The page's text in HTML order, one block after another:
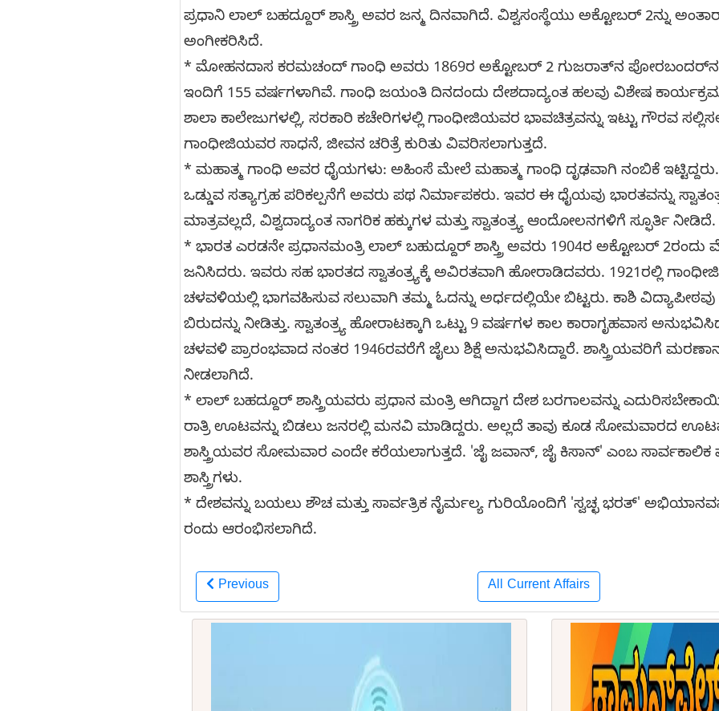
ಪ್ರಧಾನಿ ಲಾಲ್ ಬಹದ್ದೂರ್ ಶಾಸ್ತ್ರಿ ಅವರ ಜನ್ಮ ದಿನವಾಗಿದೆ. ವಿಶ್ವಸಂಸ್ಥೆಯು ಅಕ್ಟೋಬರ್ 2ನ್ನು
ಅಂಗೀಕರಿಸಿದೆ.
* ಮೋಹನದಾಸ ಕರಮಚಂದ್ ಗಾಂಧಿ ಅವರು 1869ರ ಅಕ್ಟೋಬರ್ 2 ಗುಜರಾತ್‌ನ
ಇಂದಿಗೆ 155 ವರ್ಷಗಳಾಗಿವೆ. ಗಾಂಧಿ ಜಯಂತಿ ದಿನದಂದು ದೇಶದಾದ್ಯಂತ ಹಲವು ವಿಶೇಷ
ಶಾಲಾ ಕಾಲೇಜುಗಳಲ್ಲಿ, ಸರಕಾರಿ ಕಚೇರಿಗಳಲ್ಲಿ ಗಾಂಧೀಜಿಯವರ ಭಾವಚಿತ್ರವನ್ನು ಇಟ್ಟು ಗೌರವ
ಗಾಂಧೀಜಿಯವರ ಸಾಧನೆ, ಜೀವನ ಚರಿತ್ರೆ ಕುರಿತು ವಿವರಿಸಲಾಗುತ್ತದೆ.
* ಮಹಾತ್ಮ ಗಾಂಧಿ ಅವರ ಧೈಯಗಳು: ಅಹಿಂಸೆ ಮೇಲೆ ಮಹಾತ್ಮ ಗಾಂಧಿ ದೃಢವಾಗಿ ನಂಬಿಕೆ ಇಟ್ಟಿದ್ದರು.
ಒಡ್ಡುವ ಸತ್ಯಾಗ್ರಹ ಪರಿಕಲ್ಪನೆಗೆ ಅವರು ಪಥ ನಿರ್ಮಾಪಕರು. ಇವರ ಈ ಧೈಯವು ಭಾರತವನ್ನು
ಮಾತ್ರವಲ್ಲದೆ, ವಿಶ್ವದಾದ್ಯಂತ ನಾಗರಿಕ ಹಕ್ಕುಗಳ ಮತ್ತು ಸ್ವಾತಂತ್ರ್ಯ ಆಂದೋಲನಗಳಿಗೆ ಸ್ಫೂರ್ತಿ ನೀಡಿದೆ.
* ಭಾರತ ಎರಡನೇ ಪ್ರಧಾನಮಂತ್ರಿ ಲಾಲ್ ಬಹುದ್ದೂರ್ ಶಾಸ್ತ್ರಿ ಅವರು 1904ರ ಅಕ್ಟೋಬರ್
ಜನಿಸಿದರು. ಇವರು ಸಹ ಭಾರತದ ಸ್ವಾತಂತ್ರ್ಯಕ್ಕೆ ಅವಿರತವಾಗಿ ಹೋರಾಡಿದವರು. 1921ರಲ್ಲಿ
ಚಳವಳಿಯಲ್ಲಿ ಭಾಗವಹಿಸುವ ಸಲುವಾಗಿ ತಮ್ಮ ಓದನ್ನು ಅರ್ಧದಲ್ಲಿಯೇ ಬಿಟ್ಟರು. ಕಾಶಿ ವಿದ್ಯಾಪೀಠವು
ಬಿರುದನ್ನು ನೀಡಿತ್ತು. ಸ್ವಾತಂತ್ರ್ಯ ಹೋರಾಟಕ್ಕಾಗಿ ಒಟ್ಟು 9 ವರ್ಷಗಳ ಕಾಲ ಕಾರಾಗೃಹವಾಸ
ಚಳವಳಿ ಪ್ರಾರಂಭವಾದ ನಂತರ 1946ರವರೆಗೆ ಜೈಲು ಶಿಕ್ಷೆ ಅನುಭವಿಸಿದ್ದಾರೆ. ಶಾಸ್ತ್ರಿಯವರಿಗೆ
ನೀಡಲಾಗಿದೆ.
* ಲಾಲ್ ಬಹದ್ದೂ‌ರ್ ಶಾಸ್ತ್ರಿಯವರು ಪ್ರಧಾನ ಮಂತ್ರಿ ಆಗಿದ್ದಾಗ ದೇಶ ಬರಗಾಲವನ್ನು
ರಾತ್ರಿ ಊಟವನ್ನು ಬಿಡಲು ಜನರಲ್ಲಿ ಮನವಿ ಮಾಡಿದ್ದರು. ಅಲ್ಲದೆ ತಾವು ಕೂಡ ಸೋಮವಾರದ
ಶಾಸ್ತ್ರಿಯವರ ಸೋಮವಾರ ಎಂದೇ ಕರೆಯಲಾಗುತ್ತದೆ. 'ಜೈ ಜವಾನ್, ಜೈ ಕಿಸಾನ್' ಎಂಬ
ಶಾಸ್ತ್ರಿಗಳು.
* ದೇಶವನ್ನು ಬಯಲು ಶೌಚ ಮತ್ತು ಸಾರ್ವತ್ರಿಕ ನೈರ್ಮಲ್ಯ ಗುರಿಯೊಂದಿಗೆ 'ಸ್ವಚ್ಛ ಭರತ್'
ರಂದು ಆರಂಭಿಸಲಾಗಿದೆ.
Previous All Current Affairs